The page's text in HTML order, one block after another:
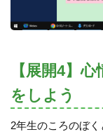
【展開4】
をしよう
2年生のころのぼ